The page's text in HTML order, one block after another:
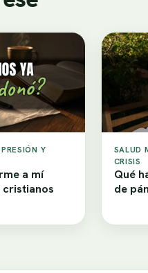
Y
a mí
cristianos
SALUD
CRISIS
Qué
de